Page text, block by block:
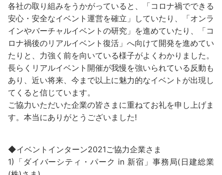
各社の取り組みをうかがっていると、「コロナ禍でできる
安心・安全なイベント運営を確立」していたり、「オンラ
インやバーチャルイベントの研究」を進めていたり、「コ
ロナ禍後のリアルイベント復活」へ向けて開発を進めてい
たりと、力強く前を向いている様子がよくわかりました。
長らくリアルイベント開催が我慢を強いられている反動も
あり、近い将来、今まで以上に魅力的なイベントが出現し
てくると信じています。
ご協力いただいた企業の皆さまに重ねてお礼を申し上げま
す。本当にありがとうございました!
◆イベントインターン2021ご協力企業さま
1)「ダイバーシティ・パーク in 新宿」事務局(日建総業